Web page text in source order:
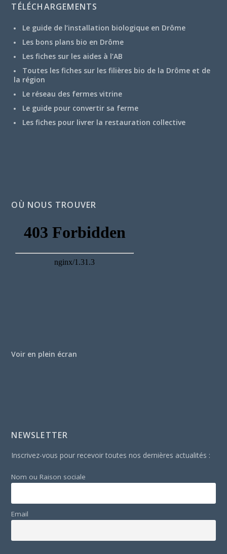
TÉLÉCHARGEMENTS
Le guide de l’installation biologique en Drôme
Les bons plans bio en Drôme
Les fiches sur les aides à l’AB
Toutes les fiches sur les filières bio de la Drôme et de
la région
Le réseau des fermes vitrine
Le guide pour convertir sa ferme
Les fiches pour livrer la restauration collective
OÙ NOUS TROUVER
Voir en plein écran
NEWSLETTER
Inscrivez-vous pour recevoir toutes nos dernières actualités :
Nom ou Raison sociale
Email